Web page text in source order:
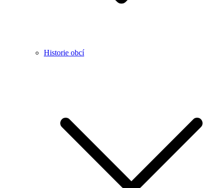
Historie obcí